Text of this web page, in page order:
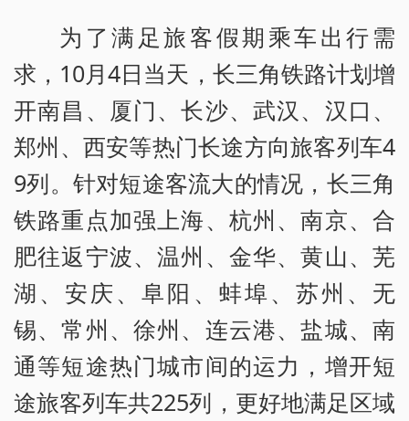
为了满足旅客假期乘车出行需
求，10月4日当天，长三角铁路计划增
开南昌、厦门、长沙、武汉、汉口、
郑州、西安等热门长途方向旅客列车4
9列。针对短途客流大的情况，长三角
铁路重点加强上海、杭州、南京、合
肥往返宁波、温州、金华、黄山、芜
湖、安庆、阜阳、蚌埠、苏州、无
锡、常州、徐州、连云港、盐城、南
通等短途热门城市间的运力，增开短
途旅客列车共225列，更好地满足区域